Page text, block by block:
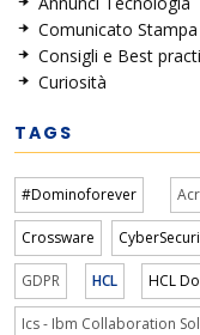
Comunicato Stampa
Consigli e Best
Curiosità
TAGS
#Dominoforever
Crossware
GDPR HCL HCL
Ics - Ibm Collaboration